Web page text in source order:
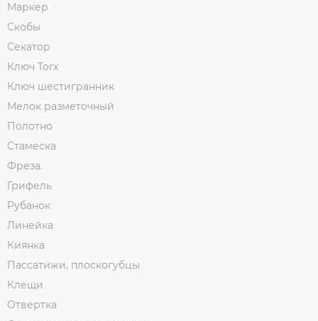
Маркер
Скобы
Секатор
Ключ Torx
Ключ шестигранник
Мелок разметочный
Полотно
Стамеска
Фреза.
Грифель
Рубанок
Линейка
Киянка
Пассатижи, плоскогубцы
Клещи
Отвертка